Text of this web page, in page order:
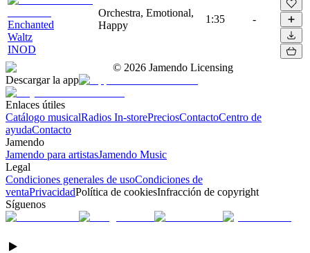
Enchanted
Waltz
INOD
Orchestra, Emotional,
Happy
1:35 -
© 2026 Jamendo Licensing
Descargar la app
Enlaces útiles
Catálogo musicalRadios In-storePreciosContactoCentro de
ayudaContacto
Jamendo
Jamendo para artistasJamendo Music
Legal
Condiciones generales de usoCondiciones de
ventaPrivacidadPolítica de cookiesInfracción de copyright
Síguenos